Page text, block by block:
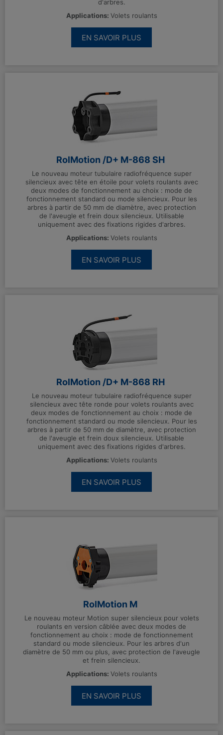
d'arbres.
Applications: Volets roulants
EN SAVOIR PLUS
RolMotion /D+ M-868 SH
Le nouveau moteur tubulaire radiofréquence super
silencieux avec tête en étoile pour volets roulants avec
deux modes de fonctionnement au choix : mode de
fonctionnement standard ou mode silencieux. Pour les
arbres à partir de 50 mm de diamètre, avec protection
de l'aveugle et frein doux silencieux. Utilisable
uniquement avec des fixations rigides d'arbres.
Applications: Volets roulants
EN SAVOIR PLUS
RolMotion /D+ M-868 RH
Le nouveau moteur tubulaire radiofréquence super
silencieux avec tête ronde pour volets roulants avec
deux modes de fonctionnement au choix : mode de
fonctionnement standard ou mode silencieux. Pour les
arbres à partir de 50 mm de diamètre, avec protection
de l'aveugle et frein doux silencieux. Utilisable
uniquement avec des fixations rigides d'arbres.
Applications: Volets roulants
EN SAVOIR PLUS
RolMotion M
Le nouveau moteur Motion super silencieux pour volets
roulants en version câblée avec deux modes de
fonctionnement au choix : mode de fonctionnement
standard ou mode silencieux. Pour les arbres d'un
diamètre de 50 mm ou plus, avec protection de l'aveugle
et frein silencieux.
Applications: Volets roulants
EN SAVOIR PLUS